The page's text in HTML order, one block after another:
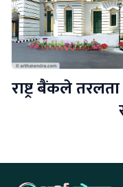
राष्ट्र बैंकले